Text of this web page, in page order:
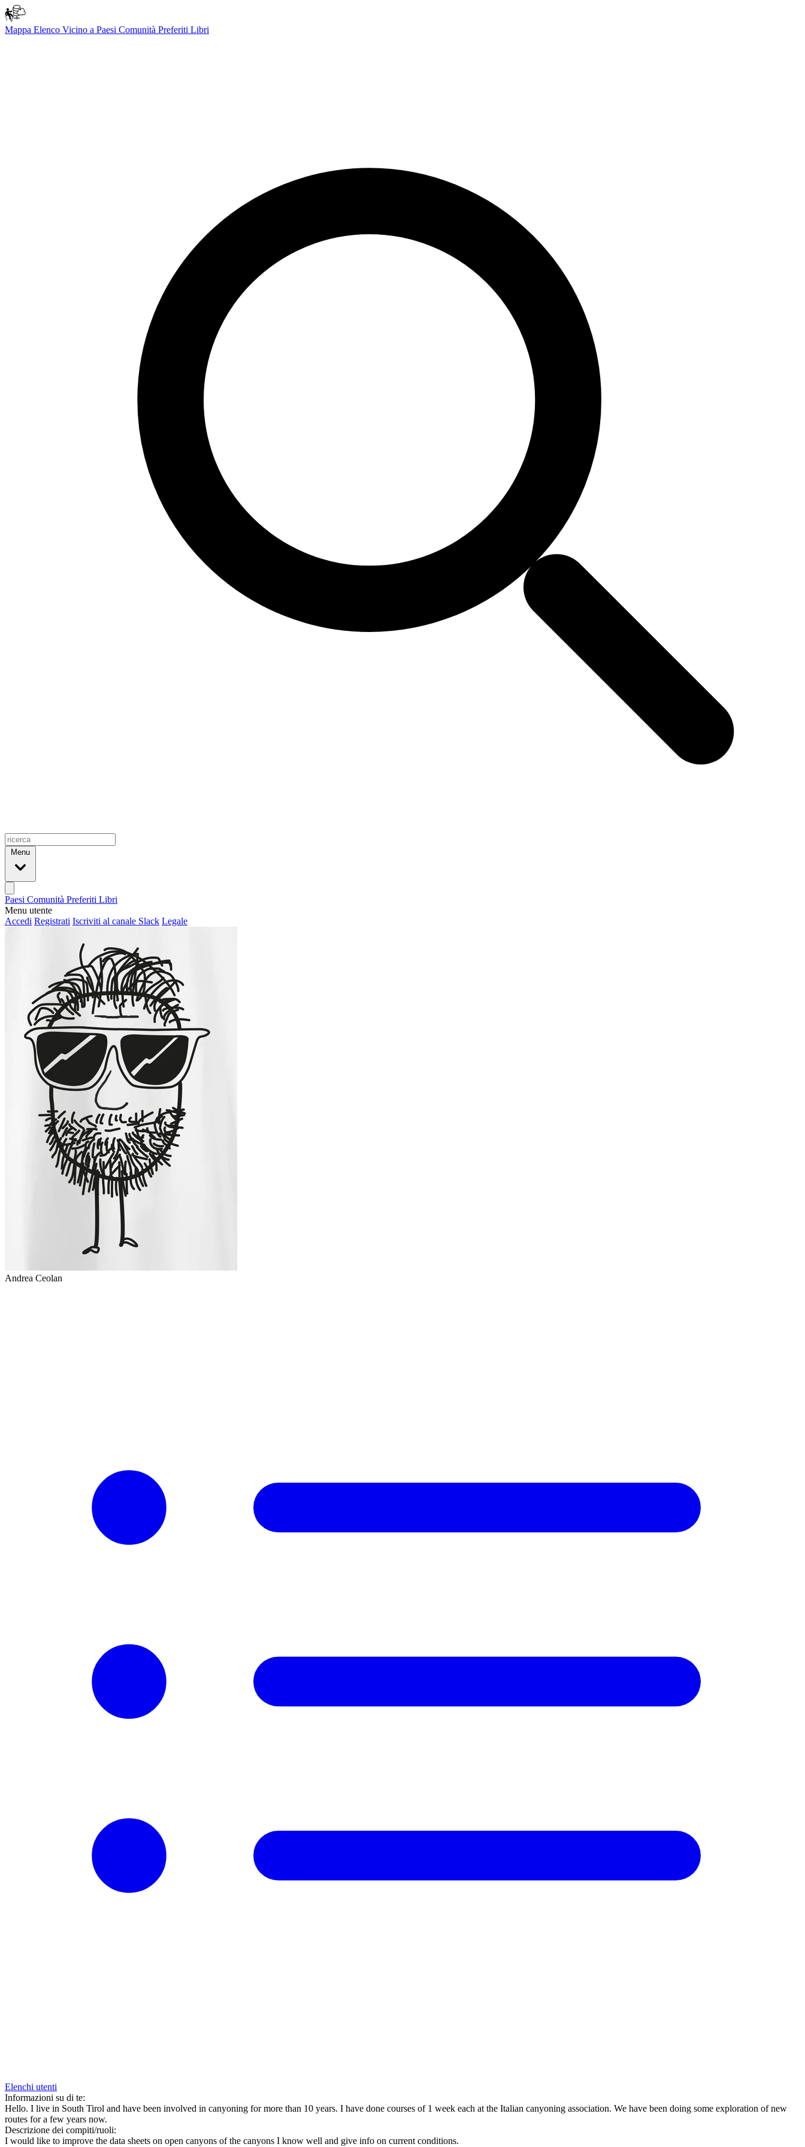
Mappa Elenco Vicino a Paesi Comunità Preferiti Libri
Menu
Paesi Comunità Preferiti Libri
Menu utente
Accedi Registrati Iscriviti al canale Slack Legale
Andrea Ceolan
Elenchi utenti
Informazioni su di te:
Hello. I live in South Tirol and have been involved in canyoning for more than 10 years. I have done courses of 1 week each at the Italian canyoning association. We have been doing some exploration of new
routes for a few years now.
Descrizione dei compiti/ruoli:
I would like to improve the data sheets on open canyons of the canyons I know well and give info on current conditions.